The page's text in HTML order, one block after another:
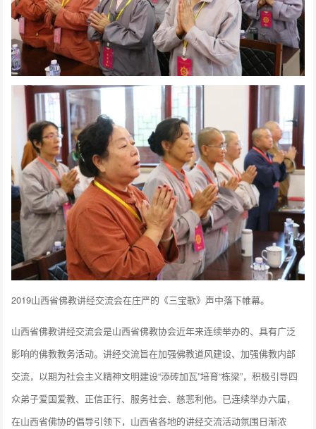
2019山西省佛教讲经交流会在庄严的《三宝歌》声中落下帷幕。
山西省佛教讲经交流会是山西省佛教协会近年来连续举办的、具有广泛
影响的佛教教务活动。讲经交流旨在加强佛教道风建设、加强佛教内部
交流，以期为社会主义精神文明建设“添砖加瓦”培育“栋梁”，积极引导四
众弟子爱国爱教、正信正行、服务社会、慈悲利他。已连续举办六届，
在山西省佛协的倡导引领下，山西省各地的讲经交流活动氛围日渐浓